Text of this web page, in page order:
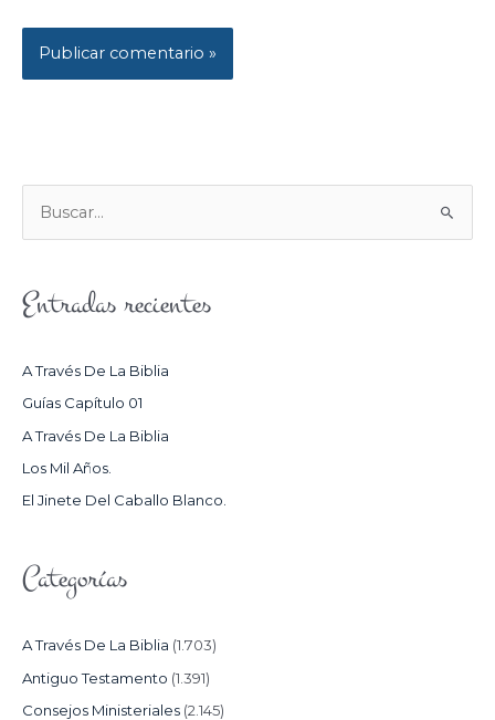
U
C
R
:
Entradas recientes
A Través De La Biblia
Guías Capítulo 01
A Través De La Biblia
Los Mil Años.
El Jinete Del Caballo Blanco.
Categorías
A Través De La Biblia (1.703)
Antiguo Testamento (1.391)
Consejos Ministeriales (2.145)